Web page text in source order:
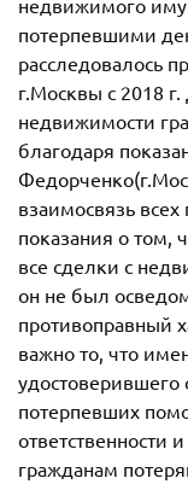
недвижимого
потерпевшими
расследовалось
г.Москвы с 2018
недвижимости
благодаря
взаимосвязь
показания о том,
все сделки с
он не был
противоправный
важно то, что
потерпевших
ответственности
гражданам